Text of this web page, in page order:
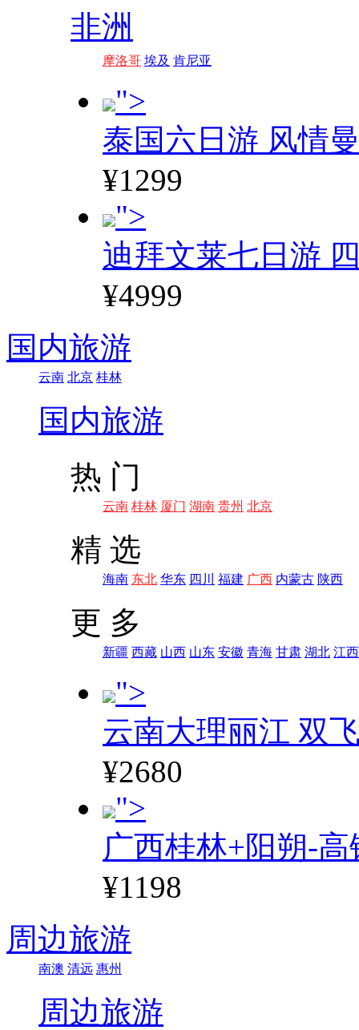
非洲
摩洛哥 埃及 肯尼亚
">
泰国六日游 风情
¥1299
">
迪拜文莱七日游
¥4999
国内旅游
云南 北京 桂林
国内旅游
热 门
云南 桂林 厦门 湖南 贵州 北京
精 选
海南 东北 华东 四川 福建 广西 内蒙古 陕西
更 多
新疆 西藏 山西 山东 安徽 青海 甘肃 湖北 江西
">
云南大理丽江 双
¥2680
">
广西桂林+阳朔-高
¥1198
周边旅游
南澳 清远 惠州
周边旅游